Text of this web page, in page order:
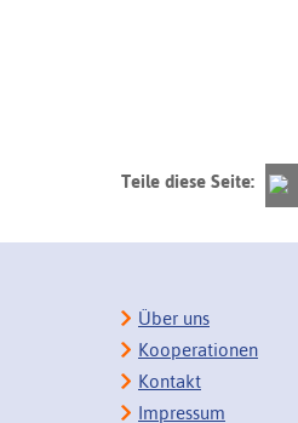
Teile diese Seite:
Über uns
Kooperationen
Kontakt
Impressum